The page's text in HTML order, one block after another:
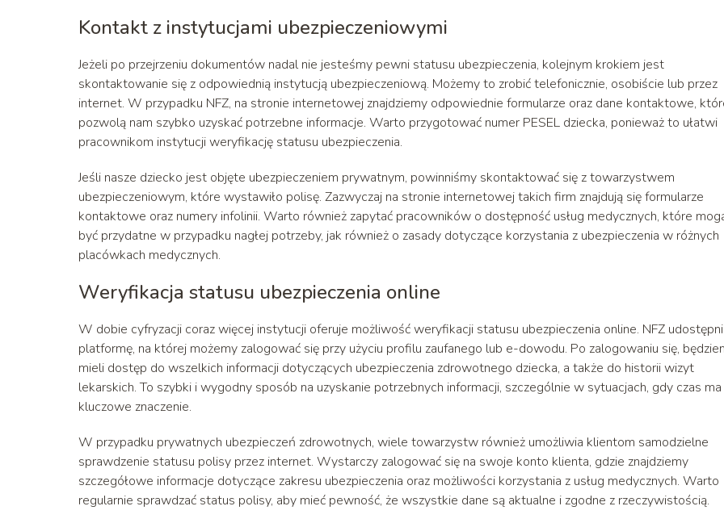
Kontakt z instytucjami ubezpieczeniowymi
Jeżeli po przejrzeniu dokumentów nadal nie jesteśmy pewni statusu ubezpieczenia, kolejnym krokiem jest
skontaktowanie się z odpowiednią instytucją ubezpieczeniową. Możemy to zrobić telefonicznie, osobiście lub przez
internet. W przypadku NFZ, na stronie internetowej znajdziemy odpowiednie formularze oraz dane kontaktowe,
pozwolą nam szybko uzyskać potrzebne informacje. Warto przygotować numer PESEL dziecka, ponieważ to ułatwi
pracownikom instytucji weryfikację statusu ubezpieczenia.
Jeśli nasze dziecko jest objęte ubezpieczeniem prywatnym, powinniśmy skontaktować się z towarzystwem
ubezpieczeniowym, które wystawiło polisę. Zazwyczaj na stronie internetowej takich firm znajdują się formularze
kontaktowe oraz numery infolinii. Warto również zapytać pracowników o dostępność usług medycznych, które
być przydatne w przypadku nagłej potrzeby, jak również o zasady dotyczące korzystania z ubezpieczenia w różnych
placówkach medycznych.
Weryfikacja statusu ubezpieczenia online
W dobie cyfryzacji coraz więcej instytucji oferuje możliwość weryfikacji statusu ubezpieczenia online. NFZ
platformę, na której możemy zalogować się przy użyciu profilu zaufanego lub e-dowodu. Po zalogowaniu się,
mieli dostęp do wszelkich informacji dotyczących ubezpieczenia zdrowotnego dziecka, a także do historii wizyt
lekarskich. To szybki i wygodny sposób na uzyskanie potrzebnych informacji, szczególnie w sytuacjach, gdy czas ma
kluczowe znaczenie.
W przypadku prywatnych ubezpieczeń zdrowotnych, wiele towarzystw również umożliwia klientom samodzielne
sprawdzenie statusu polisy przez internet. Wystarczy zalogować się na swoje konto klienta, gdzie znajdziemy
szczegółowe informacje dotyczące zakresu ubezpieczenia oraz możliwości korzystania z usług medycznych. Warto
regularnie sprawdzać status polisy, aby mieć pewność, że wszystkie dane są aktualne i zgodne z rzeczywistością.